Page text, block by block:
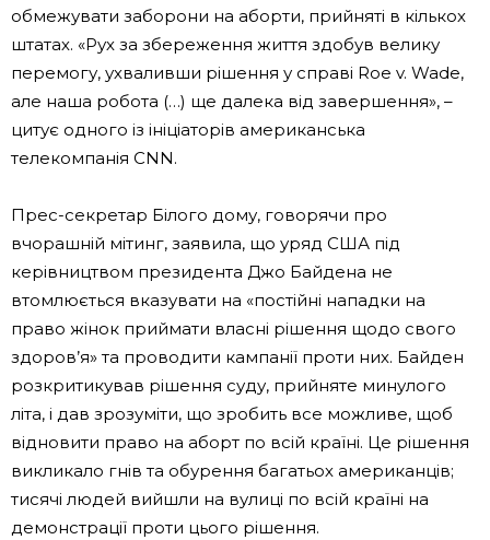
обмежувати заборони на аборти, прийняті в кількох
штатах. «Рух за збереження життя здобув велику
перемогу, ухваливши рішення у справі Roe v. Wade,
але наша робота (…) ще далека від завершення», –
цитує одного із ініціаторів американська
телекомпанія CNN.
Прес-секретар Білого дому, говорячи про
вчорашній мітинг, заявила, що уряд США під
керівництвом президента Джо Байдена не
втомлюється вказувати на «постійні нападки на
право жінок приймати власні рішення щодо свого
здоров’я» та проводити кампанії проти них. Байден
розкритикував рішення суду, прийняте минулого
літа, і дав зрозуміти, що зробить все можливе, щоб
відновити право на аборт по всій країні. Це рішення
викликало гнів та обурення багатьох американців;
тисячі людей вийшли на вулиці по всій країні на
демонстрації проти цього рішення.